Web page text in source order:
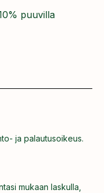
puuvilla
ja palautusoikeus.
mukaan laskulla,